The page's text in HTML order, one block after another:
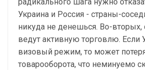
Украина и Россия - страны-
никуда не денешься. Во-вторых,
ведут активную торговлю. Если
визовый режим, то может
товарооборота, что неминуемо